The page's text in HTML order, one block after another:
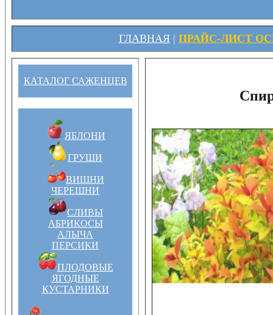
ГЛАВНАЯ| ПРАЙС-ЛИСТ
КАТАЛОГ САЖЕНЦЕВ
ЯБЛОНИ
ГРУШИ
ВИШНИ
ЧЕРЕШНИ
СЛИВЫ
АБРИКОСЫ
АЛЫЧА
ПЕРСИКИ
ПЛОДОВЫЕ
ЯГОДНЫЕ
КУСТАРНИКИ